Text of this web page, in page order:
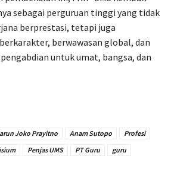
sebagai perguruan tinggi yang tidak
berprestasi, tetapi juga
berwawasan global, dan
untuk umat, bangsa, dan
Joko Prayitno Anam Sutopo
Profesi
Penjas UMS PT Guru
guru